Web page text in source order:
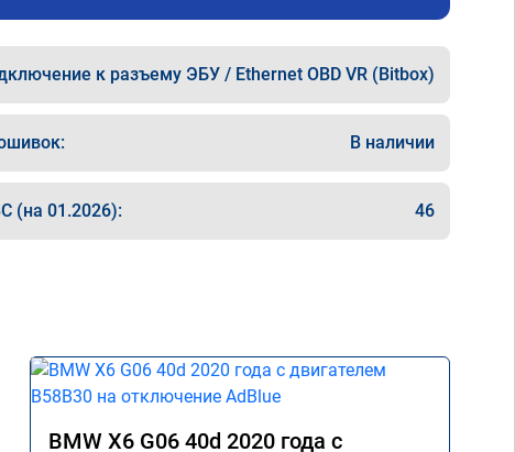
к разъему ЭБУ / Ethernet OBD VR (Bitbox)
В наличии
(на 01.2026): 46
BMW X6 G06 40d 2020 года с